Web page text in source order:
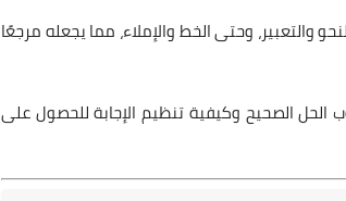
والتعبير، وحتى الخط والإملاء، مما يجعله مرجعًا
الصحيح وكيفية تنظيم الإجابة للحصول على